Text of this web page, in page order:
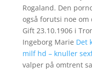
Rogaland. Den
også forutsi noe om
Gift 23.10.1906 i
Ingeborg Marie Det
milf hd – knuller
valper på omtrent